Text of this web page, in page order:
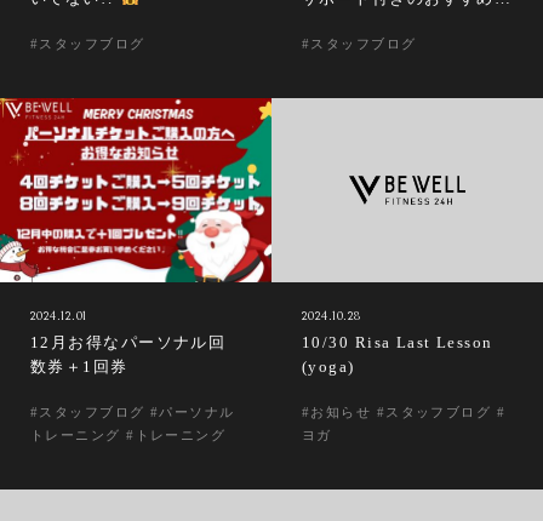
#スタッフブログ #スタッフブログ
2024.12.01
12月お得なパーソナル回
数券＋1回券
#スタッフブログ #パーソナル
トレーニング #トレーニング
2024.10.28
10/30 Risa Last Lesson
(yoga)
#お知らせ #スタッフブログ #
ヨガ